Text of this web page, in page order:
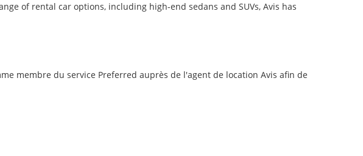
of rental car options, including high-end sedans and SUVs, Avis has
membre du service Preferred auprès de l'agent de location Avis afin de